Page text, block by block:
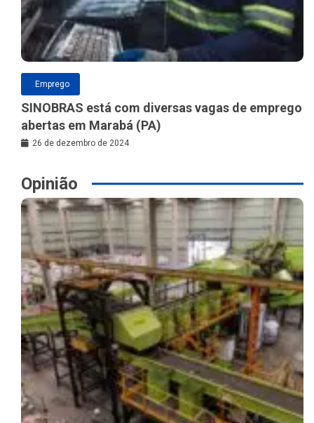
Emprego
SINOBRAS está com diversas vagas de emprego
abertas em Marabá (PA)
26 de dezembro de 2024
Opinião